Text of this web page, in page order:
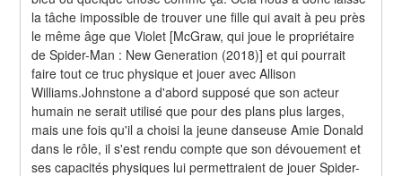
la tâche impossible de trouver une fille qui avait à peu près
le même âge que Violet [McGraw, qui joue le propriétaire
de Spider-Man : New Generation (2018)] et qui pourrait
faire tout ce truc physique et jouer avec Allison
Williams.Johnstone a d'abord supposé que son acteur
humain ne serait utilisé que pour des plans plus larges,
mais une fois qu'il a choisi la jeune danseuse Amie Donald
dans le rôle, il s'est rendu compte que son dévouement et
ses capacités physiques lui permettraient de jouer Spider-